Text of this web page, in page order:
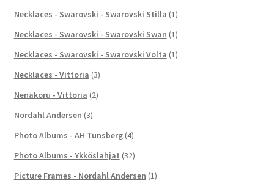
Necklaces - Swarovski - Swarovski Stilla (1)
Necklaces - Swarovski - Swarovski Swan (1)
Necklaces - Swarovski - Swarovski Volta (1)
Necklaces - Vittoria (3)
Nenäkoru - Vittoria (2)
Nordahl Andersen (3)
Photo Albums - AH Tunsberg (4)
Photo Albums - Ykköslahjat (32)
Picture Frames - Nordahl Andersen (1)